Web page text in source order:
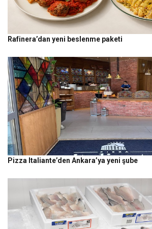
Rafinera’dan yeni beslenme paketi
Pizza Italiante’den Ankara’ya yeni şube